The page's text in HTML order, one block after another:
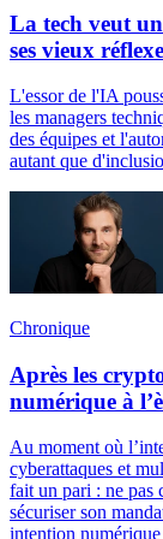
La tech veut
ses vieux
L'essor de l'IA
les managers
des équipes et
autant que
Chronique
Après les
numérique à
Au moment où
cyberattaques et
fait un pari : ne pas
sécuriser son
intention